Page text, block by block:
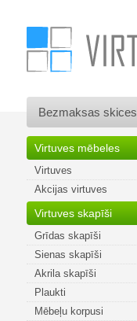
Bezmaksas skices
Virtuves mēbeles
Virtuves
Akcijas virtuves
Virtuves skapīši
Grīdas skapīši
Sienas skapīši
Akrila skapīši
Plaukti
Mēbeļu korpusi